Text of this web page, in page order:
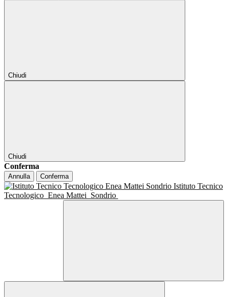
Chiudi
Chiudi
Conferma
Annulla Conferma
Istituto Tecnico
Tecnologico Enea Mattei Sondrio